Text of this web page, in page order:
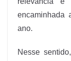
encaminhada
ano.
Nesse